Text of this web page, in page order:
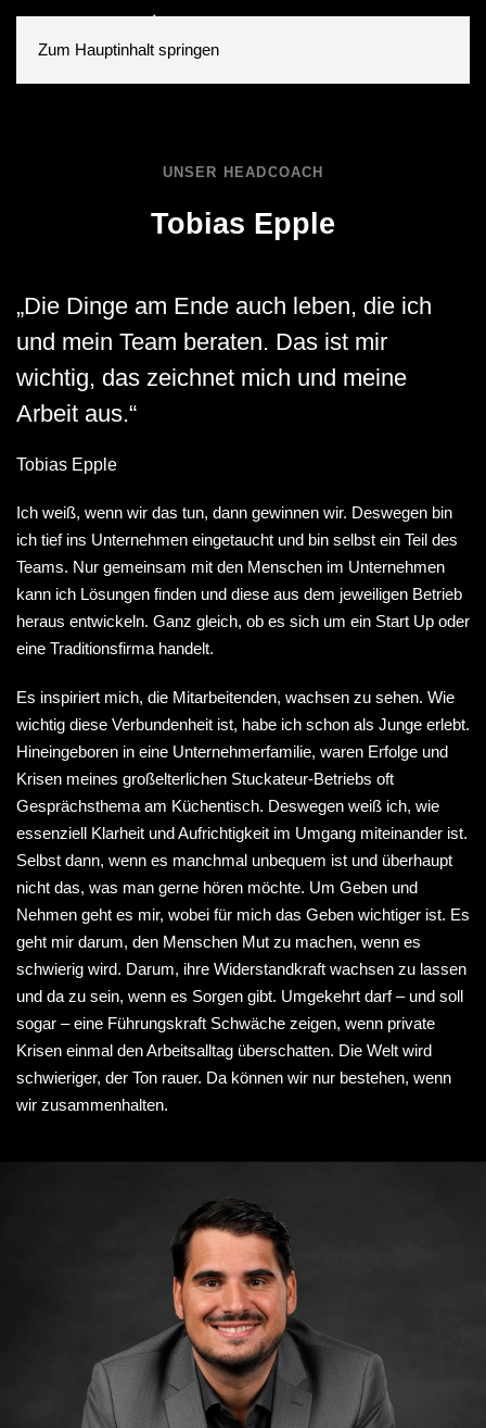
Zum Hauptinhalt springen
UNSER HEADCOACH
Tobias Epple
„Die Dinge am Ende auch leben, die ich
und mein Team beraten. Das ist mir
wichtig, das zeichnet mich und meine
Arbeit aus.“
Tobias Epple
Ich weiß, wenn wir das tun, dann gewinnen wir. Deswegen bin
ich tief ins Unternehmen eingetaucht und bin selbst ein Teil des
Teams. Nur gemeinsam mit den Menschen im Unternehmen
kann ich Lösungen finden und diese aus dem jeweiligen Betrieb
heraus entwickeln. Ganz gleich, ob es sich um ein Start Up oder
eine Traditionsfirma handelt.
Es inspiriert mich, die Mitarbeitenden, wachsen zu sehen. Wie
wichtig diese Verbundenheit ist, habe ich schon als Junge erlebt.
Hineingeboren in eine Unternehmerfamilie, waren Erfolge und
Krisen meines großelterlichen Stuckateur-Betriebs oft
Gesprächsthema am Küchentisch. Deswegen weiß ich, wie
essenziell Klarheit und Aufrichtigkeit im Umgang miteinander ist.
Selbst dann, wenn es manchmal unbequem ist und überhaupt
nicht das, was man gerne hören möchte. Um Geben und
Nehmen geht es mir, wobei für mich das Geben wichtiger ist. Es
geht mir darum, den Menschen Mut zu machen, wenn es
schwierig wird. Darum, ihre Widerstandkraft wachsen zu lassen
und da zu sein, wenn es Sorgen gibt. Umgekehrt darf – und soll
sogar – eine Führungskraft Schwäche zeigen, wenn private
Krisen einmal den Arbeitsalltag überschatten. Die Welt wird
schwieriger, der Ton rauer. Da können wir nur bestehen, wenn
wir zusammenhalten.